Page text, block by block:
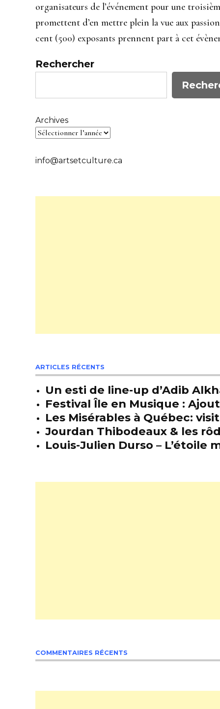
organisateurs de l’événement pour une
promettent d’en mettre plein la vue aux
cent (500) exposants prennent part à cet
Rechercher
Archives
info@artsetculture.ca
ARTICLES RÉCENTS
Un esti de line-up d’Adib
Festival Île en Musique :
Les Misérables à Québec:
Jourdan Thibodeaux & les
Louis-Julien Durso –
COMMENTAIRES RÉCENTS